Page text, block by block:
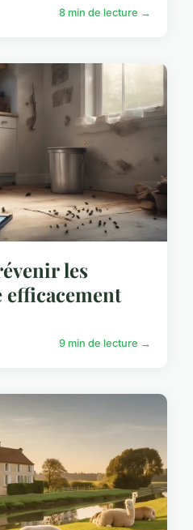
8 min de lecture →
les
9 min de lecture →